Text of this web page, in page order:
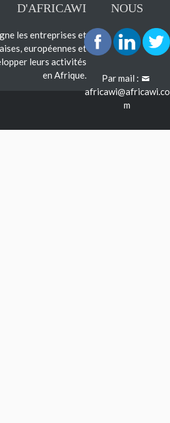
D'AFRICAWI
les entreprises et
européennes et
leurs activités
en Afrique.
NOUS
Par mail :
africawi@africawi.co
m